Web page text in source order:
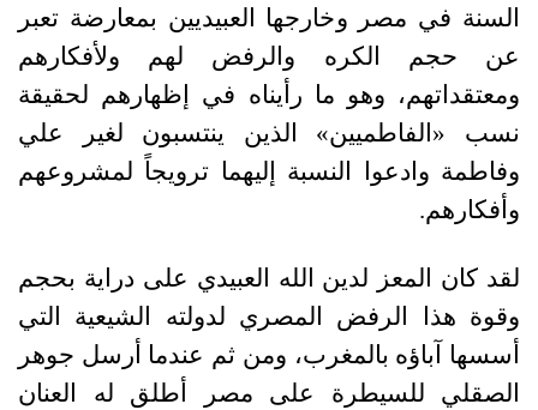
السنة في مصر وخارجها العبيديين بمعارضة تعبر
عن حجم الكره والرفض لهم ولأفكارهم
ومعتقداتهم، وهو ما رأيناه في إظهارهم لحقيقة
نسب «الفاطميين» الذين ينتسبون لغير علي
وفاطمة وادعوا النسبة إليهما ترويجاً لمشروعهم
وأفكارهم.
لقد كان المعز لدين الله العبيدي على دراية بحجم
وقوة هذا الرفض المصري لدولته الشيعية التي
أسسها آباؤه بالمغرب، ومن ثم عندما أرسل جوهر
الصقلي للسيطرة على مصر أطلق له العنان